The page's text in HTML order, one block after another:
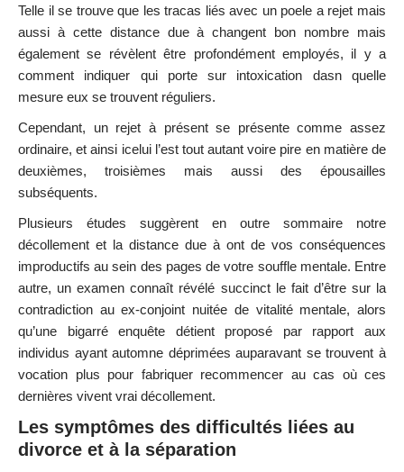
Telle il se trouve que les tracas liés avec un poele a rejet mais
aussi à cette distance due à changent bon nombre mais
également se révèlent être profondément employés, il y a
comment indiquer qui porte sur intoxication dasn quelle
mesure eux se trouvent réguliers.
Cependant, un rejet à présent se présente comme assez
ordinaire, et ainsi icelui l’est tout autant voire pire en matière de
deuxièmes, troisièmes mais aussi des épousailles
subséquents.
Plusieurs études suggèrent en outre sommaire notre
décollement et la distance due à ont de vos conséquences
improductifs au sein des pages de votre souffle mentale. Entre
autre, un examen connaît révélé succinct le fait d’être sur la
contradiction au ex-conjoint nuitée de vitalité mentale, alors
qu’une bigarré enquête détient proposé par rapport aux
individus ayant automne déprimées auparavant se trouvent à
vocation plus pour fabriquer recommencer au cas où ces
dernières vivent vrai décollement.
Les symptômes des difficultés liées au
divorce et à la séparation